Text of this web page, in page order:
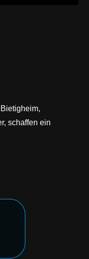
schaffen ein